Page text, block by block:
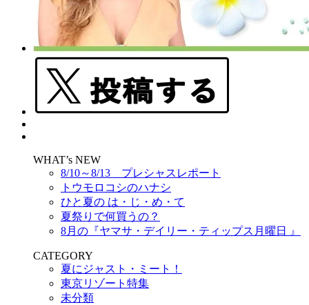
WHAT’s NEW
8/10～8/13 プレシャスレポート
トウモロコシのハナシ
ひと夏の は・じ・め・て
夏祭りで何買うの？
8月の『ヤマサ・デイリー・ティップス月曜日 』
CATEGORY
夏にジャスト・ミート！
東京リゾート特集
未分類